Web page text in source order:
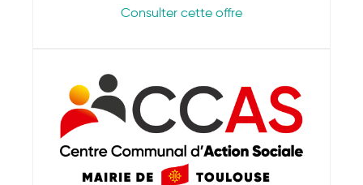
Consulter cette offre